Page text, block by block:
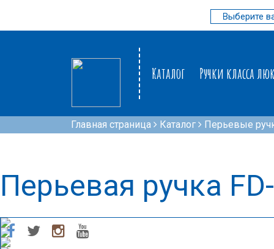
Каталог Ручки класса
Главная страница Каталог Перьевые
Перьевая ручка